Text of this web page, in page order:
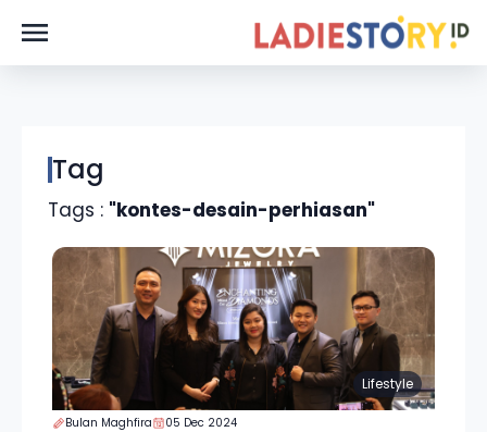
Tag
Tags : "kontes-desain-perhiasan"
Lifestyle
Bulan Maghfira 05 Dec 2024